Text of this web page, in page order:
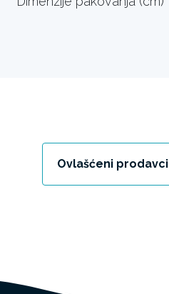
Ovlašćeni prodavci